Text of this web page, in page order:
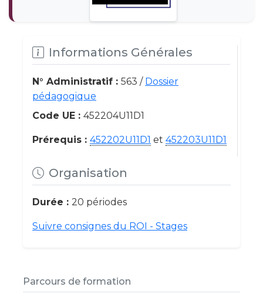
Informations Générales
N° Administratif : 563 / Dossier
pédagogique
Code UE : 452204U11D1
Prérequis : 452202U11D1 et 452203U11D1
Organisation
Durée : 20 périodes
Suivre consignes du ROI - Stages
Parcours de formation